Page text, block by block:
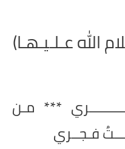
الله عـلـيـهـا)
*** مـن
فـجــري